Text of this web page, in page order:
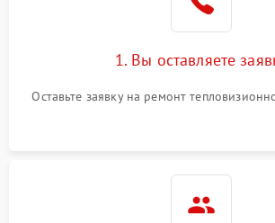
1. Вы оставляете
Оставьте заявку на ремонт